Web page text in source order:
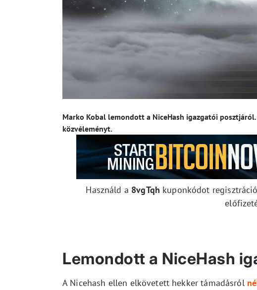
Marko Kobal lemondott a NiceHash igazgatói
közvéleményt.
Használd a 8vgTqh kuponkódot
Lemondott a NiceHash
A Nicehash ellen elkövetett hekker támadásról